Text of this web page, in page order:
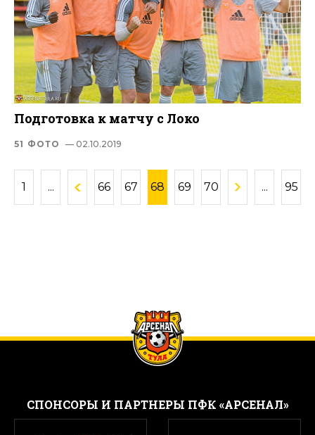
Подготовка к матчу с Локо
51 ФОТО — 02.10.2019
1 ... 66 67 68 69 70 ... 95
CПОНСОРЫ И ПАРТНЕРЫ ПФК «АРСЕНАЛ»